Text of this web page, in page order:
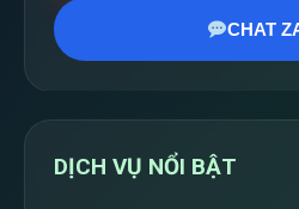
CHAT
DỊCH VỤ NỔI BẬT